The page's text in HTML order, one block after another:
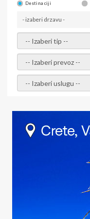
Destinaciji
- izaberi drzavu -
- izaberi tip -
- izaberi prevoz -
- Izaberite uslugu -